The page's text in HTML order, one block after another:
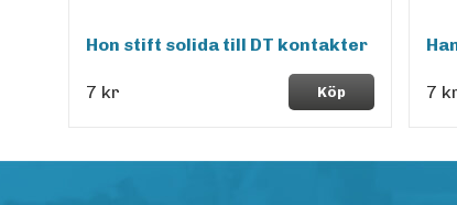
Hon stift solida till DT kontakter
7 kr Köp 7